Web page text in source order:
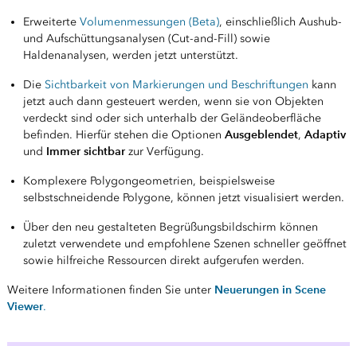
Erweiterte Volumenmessungen (Beta), einschließlich Aushub-
und Aufschüttungsanalysen (Cut-and-Fill) sowie
Haldenanalysen, werden jetzt unterstützt.
Die Sichtbarkeit von Markierungen und Beschriftungen kann
jetzt auch dann gesteuert werden, wenn sie von Objekten
verdeckt sind oder sich unterhalb der Geländeoberfläche
befinden. Hierfür stehen die Optionen Ausgeblendet, Adaptiv
und Immer sichtbarzur Verfügung.
Komplexere Polygongeometrien, beispielsweise
selbstschneidende Polygone, können jetzt visualisiert werden.
Über den neu gestalteten Begrüßungsbildschirm können
zuletzt verwendete und empfohlene Szenen schneller geöffnet
sowie hilfreiche Ressourcen direkt aufgerufen werden.
Weitere Informationen finden Sie unter Neuerungen in Scene
Viewer.